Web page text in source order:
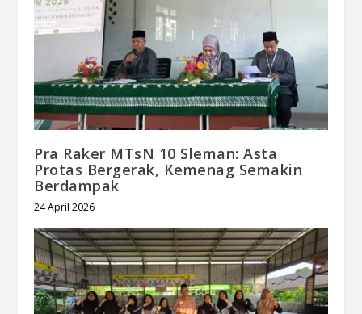
Pra Raker MTsN 10 Sleman: Asta
Protas Bergerak, Kemenag Semakin
Berdampak
24 April 2026